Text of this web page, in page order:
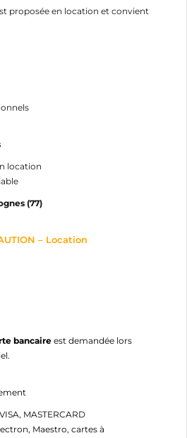
proposée en location et convient
location
(77)
– Location
bancaireest demandée lors
VISA, MASTERCARD
Maestro, cartes à
D'ENVIES
pour ajouter des produits